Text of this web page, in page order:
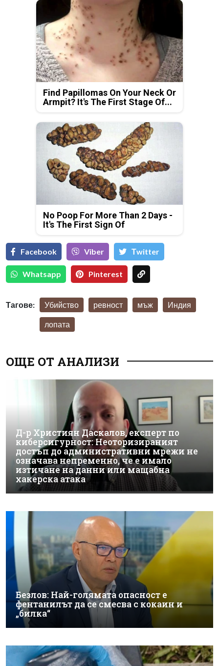
Find Papillomas On Your Neck Or
Armpit? It's The First Stage Of...
No Poop For More Than 2 Days -
It's The First Sign Of
Facebook Viber Тwitter
Whatsapp Pinterest
Тагове: Убийство ревност мъж Индия
лопата
ОЩЕ ОТ АНАЛИЗИ
Д-р Християн Даскалов, експерт по
киберсигурност: Неоторизираният
достъп до административни мрежи не
означава непременно, че е имало
изтичане на данни или мащабна
хакерска атака
Безлов: Най-голямата опасност е
фентанилът да се смесва с кокаин и
„билка“